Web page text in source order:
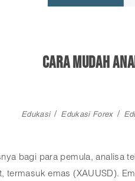
Cara Mudah
Edukasi Edukasi Forex
bagi para pemula, analisa
termasuk emas (XAUUSD).